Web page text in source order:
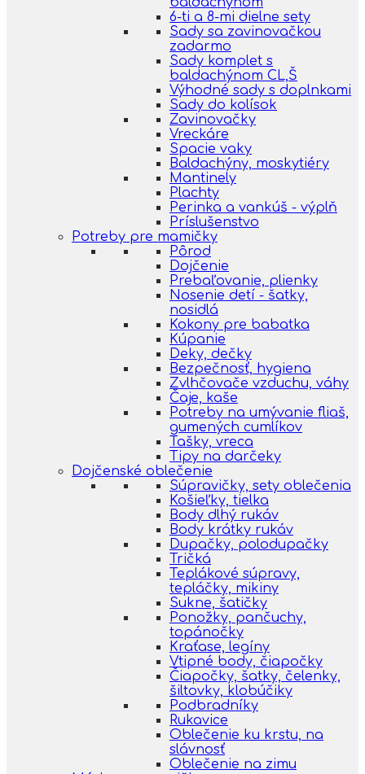
6-ti a 8-mi dielne sety
Sady sa zavinovačkou
zadarmo
Sady komplet s
baldachýnom CL,Š
Výhodné sady s doplnkami
Sady do kolísok
Zavinovačky
Vreckáre
Spacie vaky
Baldachýny, moskytiéry
Mantinely
Plachty
Perinka a vankúš - výplň
Príslušenstvo
Potreby pre mamičky
Pôrod
Dojčenie
Prebaľovanie, plienky
Nosenie detí - šatky,
nosidlá
Kokony pre babatka
Kúpanie
Deky, dečky
Bezpečnosť, hygiena
Zvlhčovače vzduchu, váhy
Čaje, kaše
Potreby na umývanie fliaš,
gumených cumlíkov
Tašky, vreca
Tipy na darčeky
Dojčenské oblečenie
Súpravičky, sety oblečenia
Košieľky, tielka
Body dlhý rukáv
Body krátky rukáv
Dupačky, polodupačky
Tričká
Teplákové súpravy,
tepláčky, mikiny
Sukne, šatičky
Ponožky, pančuchy,
topánočky
Kraťase, legíny
Vtipné body, čiapočky
Čiapočky, šatky, čelenky,
šiltovky, klobúčiky
Podbradníky
Rukavice
Oblečenie ku krstu, na
slávnosť
Oblečenie na zimu